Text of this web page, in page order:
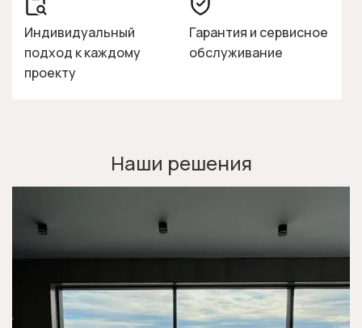
Индивидуальный
подход к каждому
проекту
Гарантия и сервисное
обслуживание
Наши решения